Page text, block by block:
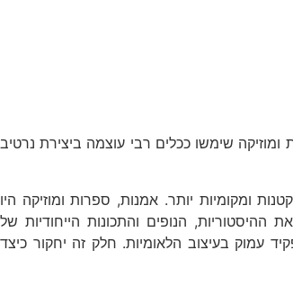
שימשו ככלים רבי עוצמה ביצירת נרטיב
ומקומיות יותר. אמנות, ספרות ומוזיקה היו
ההיסטוריות, הנופים והתכונות הייחודיות של
עמוק בעיצוב הלאומיות. חלק זה יחקור כיצד